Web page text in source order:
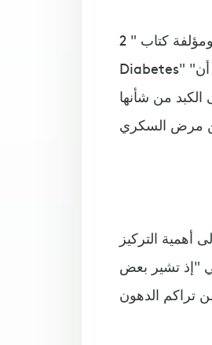
من جانبها، تقول إيرين بالينسكي-وايد استشارية التغذية في نيوجيرسي ومؤلفة كتاب " 2 Day
Diabetes" "لم أتفاجأ بهذه النتائج منذ أن ثبت أن NAFLD هو عامل رئيسي في مقاومة
من شأنها
أهمية التركيز
"إذ تشير بعض